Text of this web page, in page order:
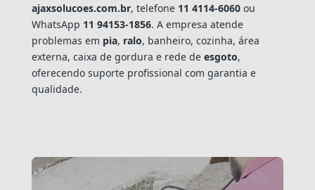
ajaxsolucoes.com.br, telefone 11 4114-6060ou
WhatsApp 11 94153-1856. A empresa atende
problemas em pia, ralo, banheiro, cozinha, área
externa, caixa de gordura e rede de esgoto,
oferecendo suporte profissional com garantia e
qualidade.